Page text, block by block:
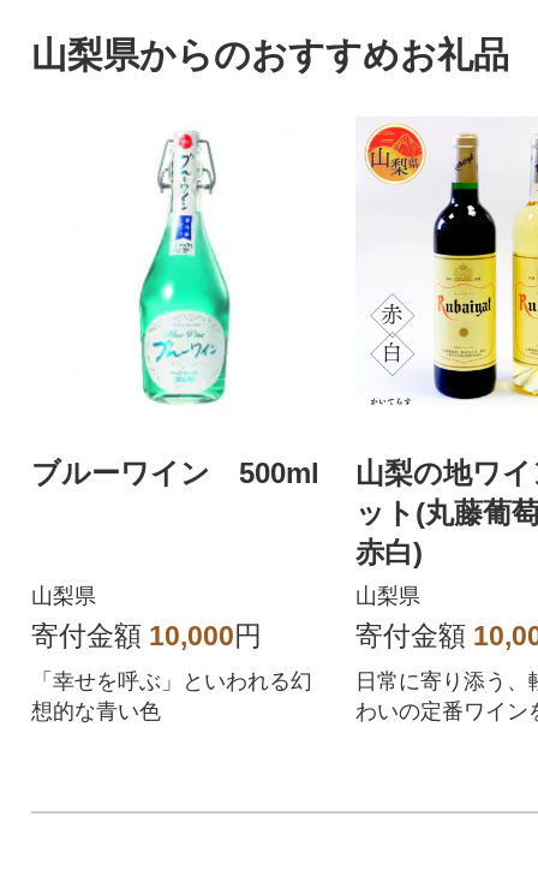
山梨県からのおすすめお礼品
ブルーワイン 500ml
山梨県
寄付金額 10,000円
「幸せを呼ぶ」といわれる幻
想的な青い色
山梨の地ワ
ット(丸藤葡
赤白)
山梨県
寄付金額
日常に寄り添う、
わいの定番ワイン